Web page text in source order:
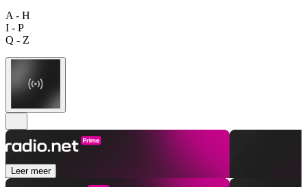
A - H
I - P
Q - Z
Leer meer